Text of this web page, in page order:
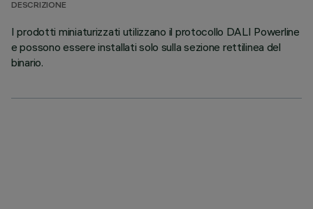
DESCRIZIONE
I prodotti miniaturizzati utilizzano il protocollo DALI Powerline
e possono essere installati solo sulla sezione rettilinea del
binario.